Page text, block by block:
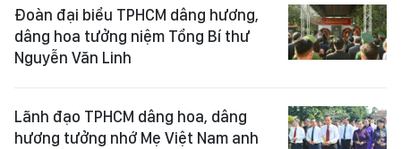
Đoàn đại biểu TPHCM dâng hương,
dâng hoa tưởng niệm Tổng Bí thư
Nguyễn Văn Linh
Lãnh đạo TPHCM dâng hoa, dâng
hương tưởng nhớ Mẹ Việt Nam anh